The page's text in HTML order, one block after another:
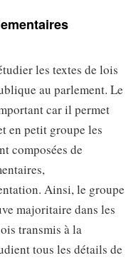
les textes de lois
au parlement. Le
car il permet
en petit groupe les
composées de
Ainsi, le groupe
majoritaire dans les
transmis à la
tous les détails de